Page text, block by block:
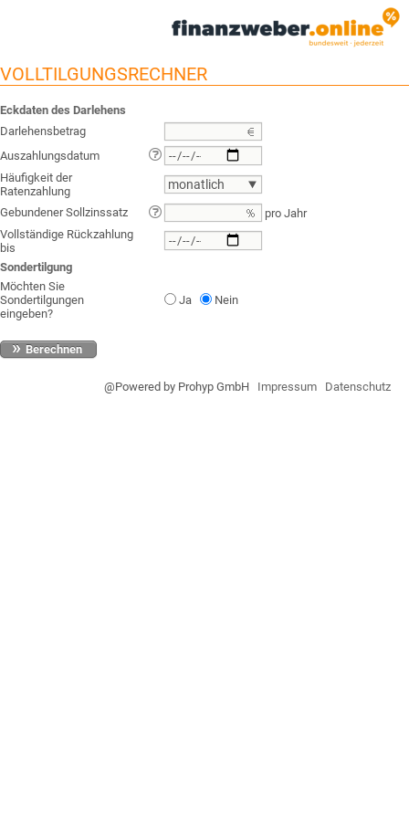
VOLLTILGUNGSRECHNER
Eckdaten des Darlehens
Darlehensbetrag
Auszahlungsdatum
Häufigkeit der
Ratenzahlung
monatlich
Gebundener Sollzinssatz
pro Jahr
Vollständige Rückzahlung
bis
Sondertilgung
Möchten Sie
Sondertilgungen
eingeben?
Ja Nein
Berechnen
@Powered by Prohyp GmbH Impressum Datenschutz